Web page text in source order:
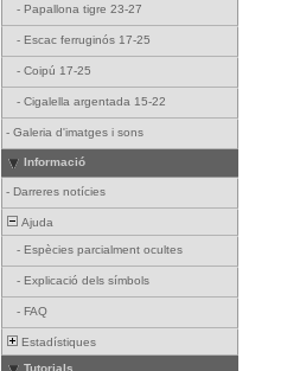
- Papallona tigre 23-27
- Escac ferruginós 17-25
- Coipú 17-25
- Cigalella argentada 15-22
- Galeria d'imatges i sons
Informació
- Darreres notícies
Ajuda
- Espècies parcialment ocultes
- Explicació dels símbols
- FAQ
Estadístiques
Tutorials